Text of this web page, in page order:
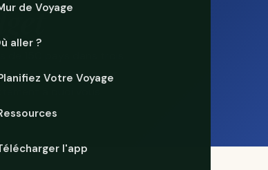
de Voyage
aller ?
Votre Voyage
l'app
150 pays dans trois
votre destination par
à quoi vous